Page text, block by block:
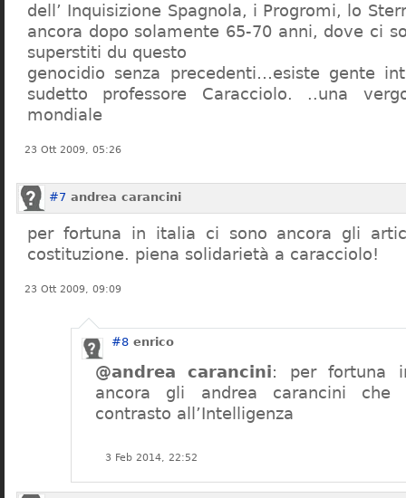
dell’ Inquisizione Spagnola, i Progromi, lo
ancora dopo solamente 65-70 anni, dove ci
superstiti du questo
genocidio senza precedenti…esiste gente
sudetto professore Caracciolo. ..una
mondiale
23 Ott 2009, 05:26
#7 andrea carancini
per fortuna in italia ci sono ancora gli
costituzione. piena solidarietà a caracciolo!
23 Ott 2009, 09:09
#8 enrico
@andrea carancini: per fortuna
ancora gli andrea carancini
contrasto all’Intelligenza
3 Feb 2014, 22:52